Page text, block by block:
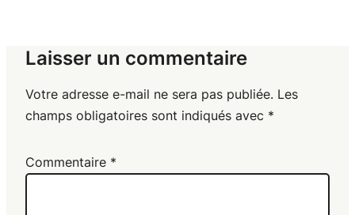
Laisser un commentaire
Votre adresse e-mail ne sera pas publiée. Les
champs obligatoires sont indiqués avec *
Commentaire *